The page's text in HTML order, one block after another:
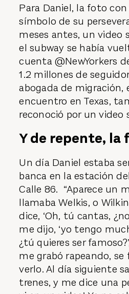
Para Daniel, la foto
símbolo de su
meses antes, un video
el subway se había
cuenta @NewYorkers
1.2 millones de
abogada de migración,
encuentro en Texas,
reconoció por un video
Y de repente, la
Un día Daniel estaba
banca en la estación
Calle 86. “Aparece un
llamaba Welkis, o
dice, ‘Oh, tú cantas,
me dijo, ‘yo tengo
¿tú quieres ser
me grabó rapeando,
verlo. Al día siguiente
trenes, y me dice una